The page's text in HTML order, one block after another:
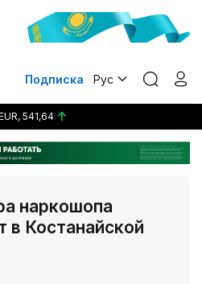
Подписка Рус
541,64
наркошопа
в Костанайской